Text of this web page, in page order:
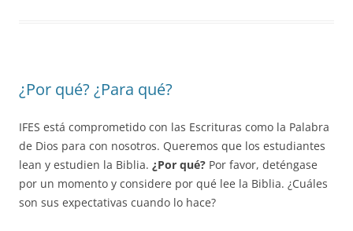
¿Por qué? ¿Para qué?
IFES está comprometido con las Escrituras como la Palabra
de Dios para con nosotros. Queremos que los estudiantes
lean y estudien la Biblia. ¿Por qué? Por favor, deténgase
por un momento y considere por qué lee la Biblia. ¿Cuáles
son sus expectativas cuando lo hace?